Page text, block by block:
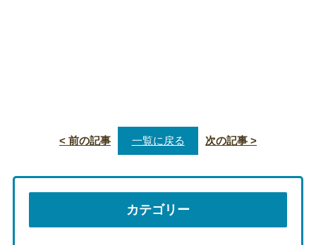
< 前の記事 一覧に戻る 次の記事 >
カテゴリー